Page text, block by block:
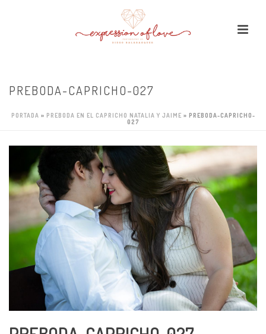
PREBODA-CAPRICHO-027
PORTADA » PREBODA EN EL CAPRICHO NATALIA Y JAIME » PREBODA-CAPRICHO-
027